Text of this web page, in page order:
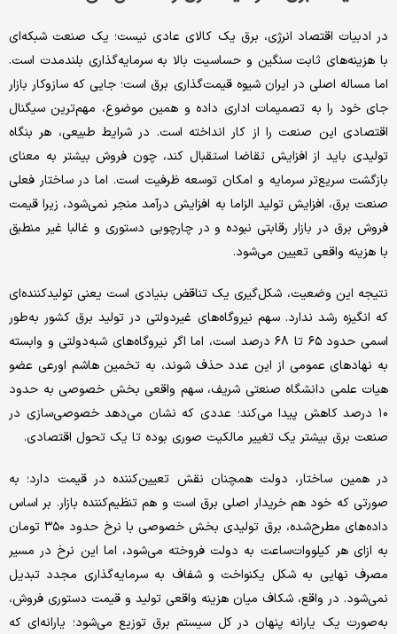
در ادبیات اقتصاد انرژی، برق یک کالای عادی نیست؛ یک صنعت شبکه‌ای
با هزینه‌های ثابت سنگین و حساسیت بالا به سرمایه‌گذاری بلندمدت است.
اما مساله اصلی در ایران شیوه قیمت‌گذاری برق است؛ جایی که سازوکار بازار
جای خود را به تصمیمات اداری داده و همین موضوع، مهم‌ترین سیگنال
اقتصادی این صنعت را از کار انداخته است. در شرایط طبیعی، هر بنگاه
تولیدی باید از افزایش تقاضا استقبال کند، چون فروش بیشتر به معنای
بازگشت سریع‌تر سرمایه و امکان توسعه ظرفیت است. اما در ساختار فعلی
صنعت برق، افزایش تولید الزاما به افزایش درآمد منجر نمی‌شود، زیرا قیمت
فروش برق در بازار رقابتی نبوده و در چارچوبی دستوری و غالبا غیر منطبق
با هزینه واقعی تعیین می‌شود.
نتیجه این وضعیت، شکل‌گیری یک تناقض بنیادی است یعنی تولیدکننده‌ای
که انگیزه رشد ندارد. سهم نیروگاه‌های غیردولتی در تولید برق کشور به‌طور
اسمی حدود ۶۵ تا ۶۸ درصد است، اما اگر نیروگاه‌های شبه‌دولتی و وابسته
به نهادهای عمومی از این عدد حذف شوند، به تخمین ‌هاشم اورعی عضو
هیات علمی دانشگاه صنعتی شریف، سهم واقعی بخش خصوصی به حدود
۱۰ درصد کاهش پیدا می‌کند؛ عددی که نشان می‌دهد خصوصی‌سازی در
صنعت برق بیشتر یک تغییر مالکیت صوری بوده تا یک تحول اقتصادی.
در همین ساختار، دولت همچنان نقش تعیین‌کننده در قیمت دارد؛ به
صورتی که خود هم خریدار اصلی برق است و هم تنظیم‌کننده بازار. بر اساس
داده‌های مطرح‌شده، برق تولیدی بخش خصوصی با نرخ حدود ۳۵۰ تومان
به ازای هر کیلووات‌ساعت به دولت فروخته می‌شود، اما این نرخ در مسیر
مصرف نهایی به شکل یکنواخت و شفاف به سرمایه‌گذاری مجدد تبدیل
نمی‌شود. در واقع، شکاف میان هزینه واقعی تولید و قیمت دستوری فروش،
به‌صورت یک یارانه پنهان در کل سیستم برق توزیع می‌شود؛ یارانه‌ای که